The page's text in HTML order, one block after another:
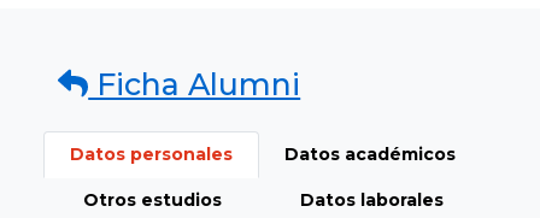
Ficha Alumni
Datos personales Datos académicos
Otros estudios Datos laborales